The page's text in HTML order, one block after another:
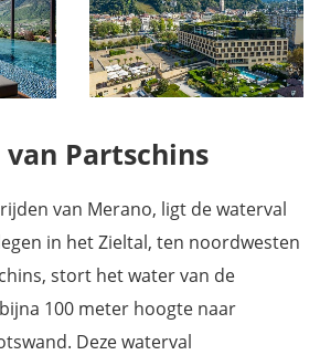
Partschins
van Merano, ligt de waterval
in het Zieltal, ten noordwesten
stort het water van de
100 meter hoogte naar
Deze waterval